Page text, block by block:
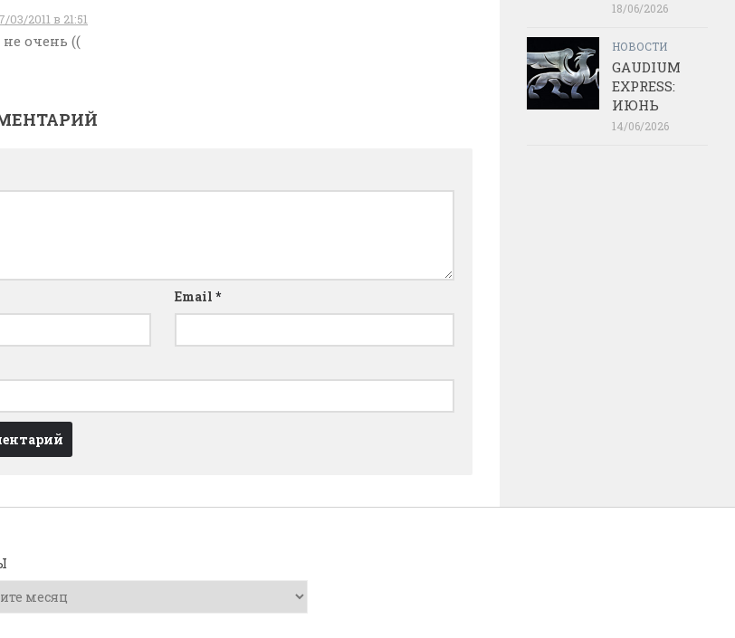
03/2011 в 21:51
очень ((
Email *
18/06/2026
НОВОСТИ
GAUDIUM
EXPRESS:
ИЮНЬ
14/06/2026